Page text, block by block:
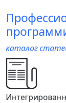
каталог